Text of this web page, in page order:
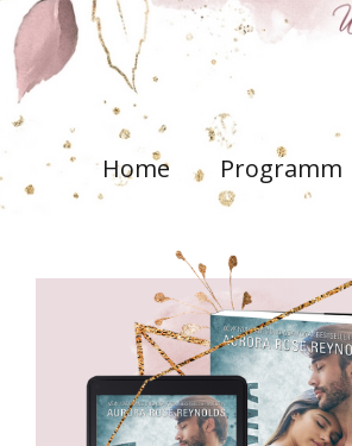
Home Programm